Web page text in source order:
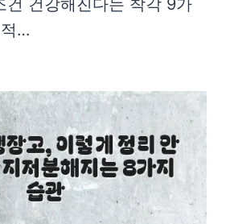
건 건강해진다는 착각 9가
…